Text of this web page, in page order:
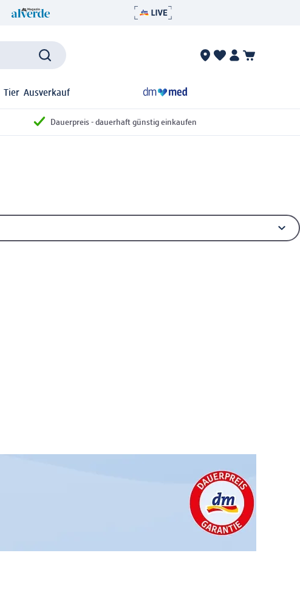
Tier Ausverkauf
Dauerpreis - dauerhaft günstig einkaufen